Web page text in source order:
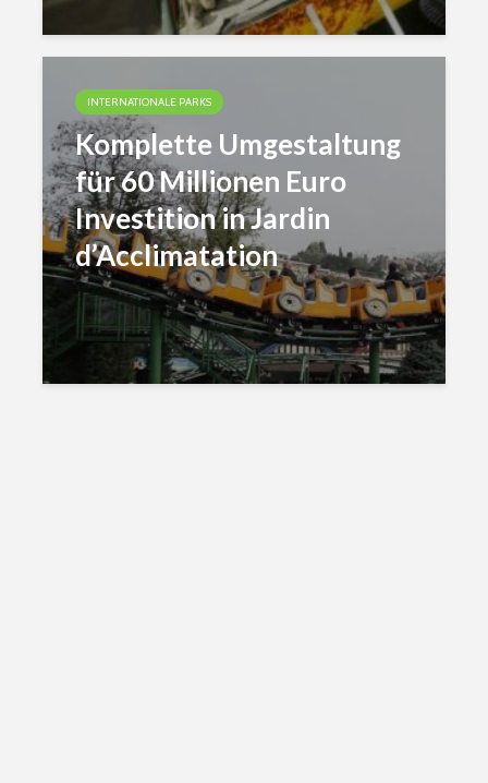
INTERNATIONALE PARKS
Komplette Umgestaltung
für 60 Millionen Euro
Investition in Jardin
d’Acclimatation